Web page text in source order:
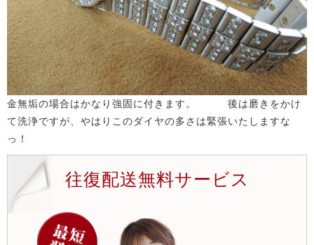
金無垢の場合はかなり強固に付きます。 後は磨きをかけ
て洗浄ですが、やはりこのダイヤの多さは緊張いたしますな
っ！
往復配送無料サービス